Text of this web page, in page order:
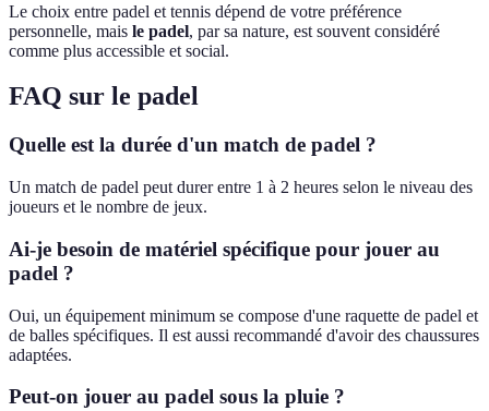
Le choix entre padel et tennis dépend de votre préférence
personnelle, mais le padel, par sa nature, est souvent considéré
comme plus accessible et social.
FAQ sur le padel
Quelle est la durée d'un match de padel ?
Un match de padel peut durer entre 1 à 2 heures selon le niveau des
joueurs et le nombre de jeux.
Ai-je besoin de matériel spécifique pour jouer au
padel ?
Oui, un équipement minimum se compose d'une raquette de padel et
de balles spécifiques. Il est aussi recommandé d'avoir des chaussures
adaptées.
Peut-on jouer au padel sous la pluie ?